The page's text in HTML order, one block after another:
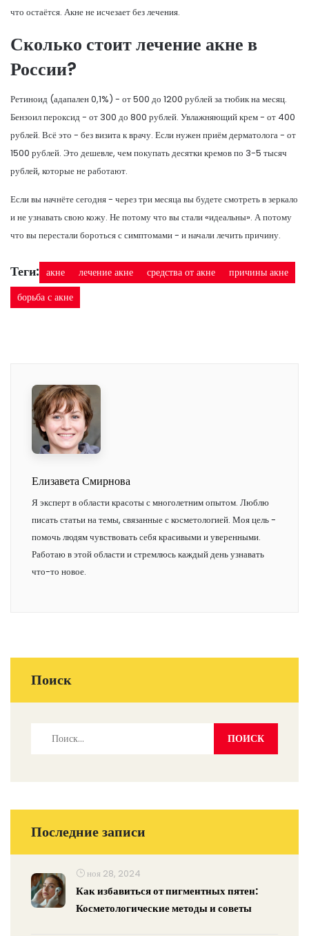
что остаётся. Акне не исчезает без лечения.
Сколько стоит лечение акне в
России?
Ретиноид (адапален 0,1%) - от 500 до 1200 рублей за тюбик на месяц.
Бензоил пероксид - от 300 до 800 рублей. Увлажняющий крем - от 400
рублей. Всё это - без визита к врачу. Если нужен приём дерматолога - от
1500 рублей. Это дешевле, чем покупать десятки кремов по 3-5 тысяч
рублей, которые не работают.
Если вы начнёте сегодня - через три месяца вы будете смотреть в зеркало
и не узнавать свою кожу. Не потому что вы стали «идеальны». А потому
что вы перестали бороться с симптомами - и начали лечить причину.
Теги: акне лечение акне средства от акне
причины акне
борьба с акне
Елизавета Смирнова
Я эксперт в области красоты с многолетним опытом. Люблю
писать статьи на темы, связанные с косметологией. Моя цель -
помочь людям чувствовать себя красивыми и уверенными.
Работаю в этой области и стремлюсь каждый день узнавать
что-то новое.
Поиск
Последние записи
ноя 28, 2024
Как избавиться от пигментных пятен:
Косметологические методы и советы